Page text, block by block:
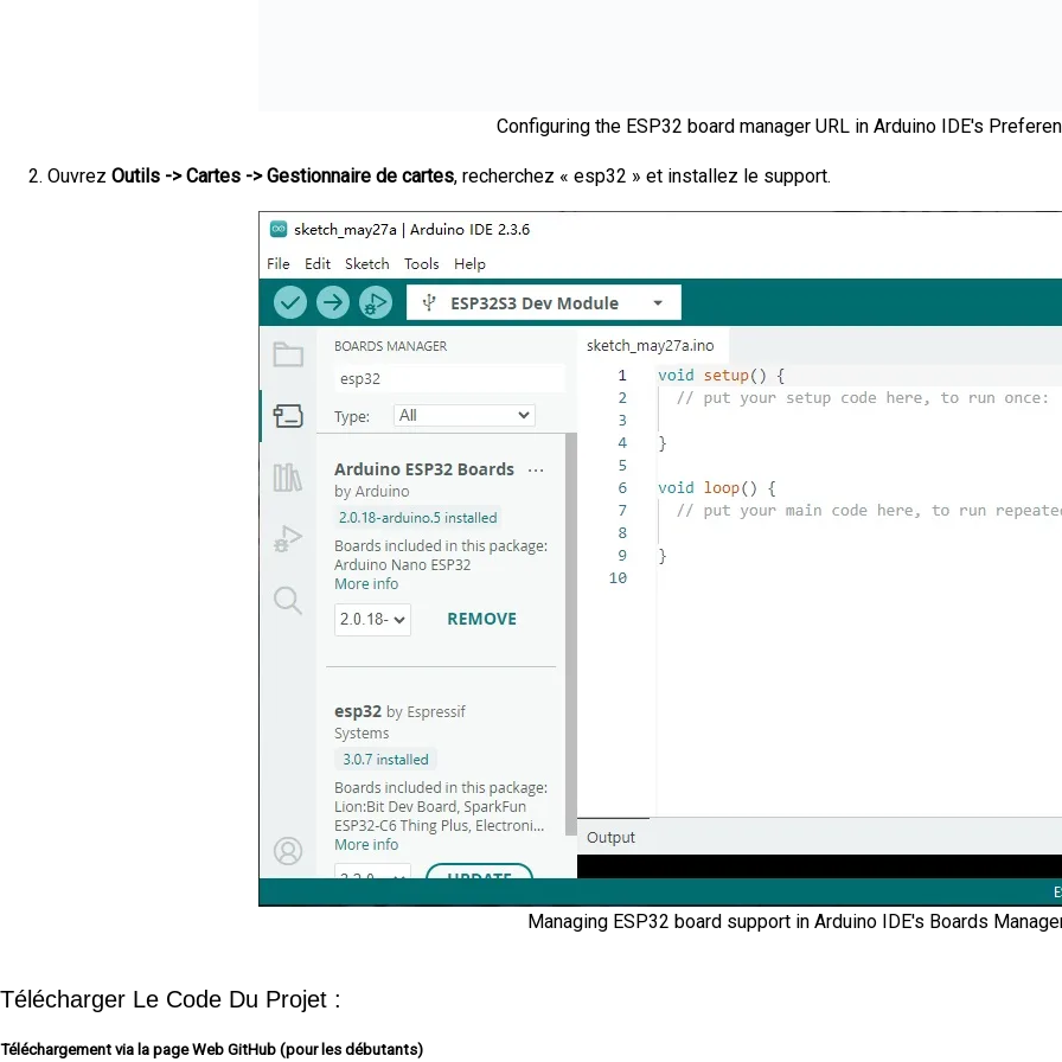
Configuring the ESP32 board manager URL in Arduino IDE's
Ouvrez Outils -> Cartes -> Gestionnaire de cartes, recherchez « esp32 » et installez le support.
Managing ESP32 board support in Arduino IDE's Boards
Télécharger Le Code Du Projet :
Téléchargement via la page Web GitHub (pour les débutants)